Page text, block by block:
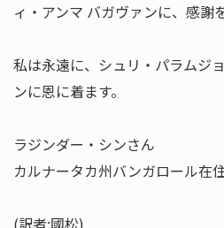
ィ・アンマ バガヴァンに、感謝
私は永遠に、シュリ・パラムジ
ンに恩に着ます。
ラジンダー・シンさん
カルナータカ州バンガロール在
(訳者:國松)